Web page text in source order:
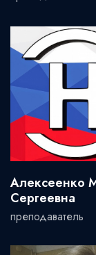
Алексеенко
Сергеевна
преподаватель